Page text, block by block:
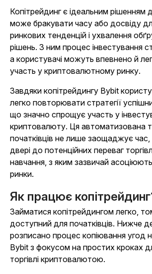
Копітрейдинг є ідеальним рішенням
може бракувати часу або досвіду
ринкових тенденцій і ухвалення
рішень. З ним процес інвестування
а користувачі можуть впевнено й
участь у криптовалютному ринку.
Завдяки копітрейдингу Bybit
легко повторювати стратегії
що значно спрощує участь у
криптовалюту. Ця автоматизована
початківців не лише заощаджує час,
двері до потенційних переваг
навчання, з яким зазвичай
ринки.
Як працює
Займатися копітрейдингом легко,
доступний для початківців. Нижче
розписано процес копіювання угод
Bybit з фокусом на простих кроках
торгівлі криптовалютою.